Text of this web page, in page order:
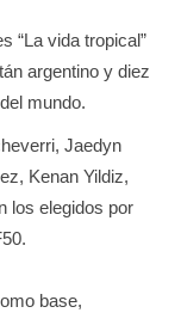
“La vida tropical”
argentino y diez
mundo.
Jaedyn
Kenan Yildiz,
los elegidos por
base,